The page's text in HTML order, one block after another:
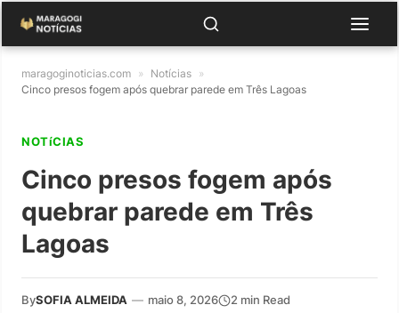
maragoginoticias.com » Notícias »
Cinco presos fogem após quebrar parede em Três Lagoas
NOTíCIAS
Cinco presos fogem após
quebrar parede em Três
Lagoas
BySOFIA ALMEIDA — maio 8, 2026 2 min Read